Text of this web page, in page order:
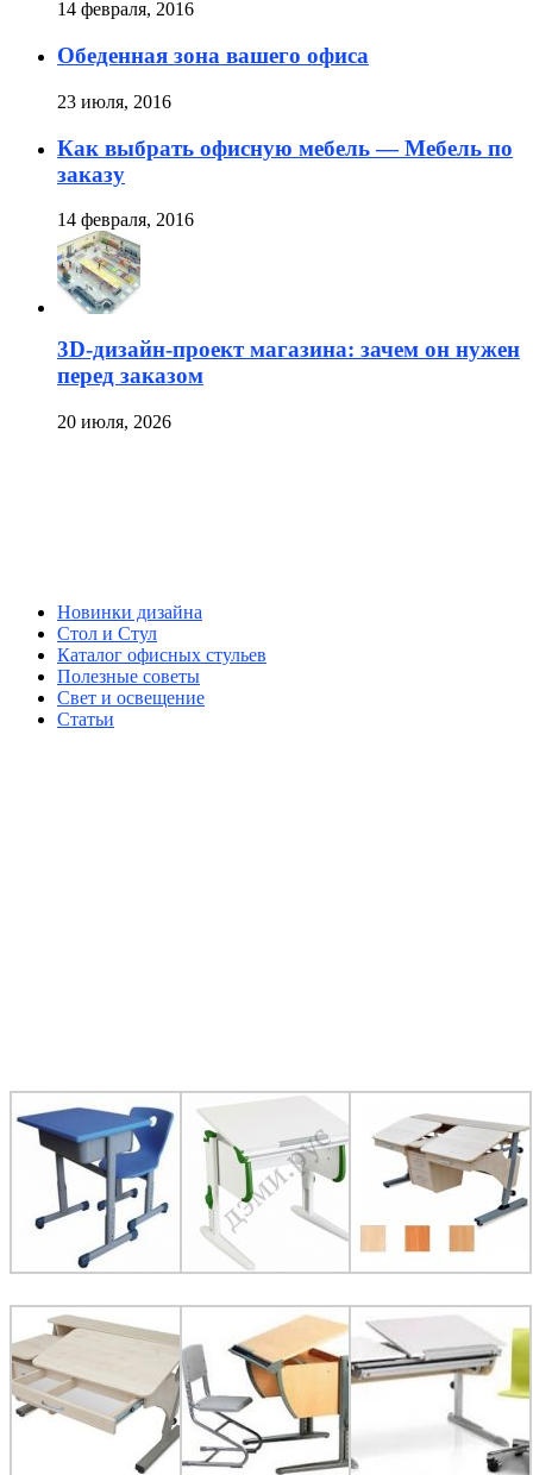
14 февраля, 2016
Обеденная зона вашего офиса
23 июля, 2016
Как выбрать офисную мебель — Мебель по
заказу
14 февраля, 2016
3D-дизайн-проект магазина: зачем он нужен
перед заказом
20 июля, 2026
Новинки дизайна
Стол и Стул
Каталог офисных стульев
Полезные советы
Свет и освещение
Статьи